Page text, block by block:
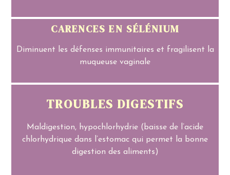
CARENCES EN SÉLÉNIUM
Diminuent les défenses immunitaires et fragilisent la
muqueuse vaginale
TROUBLES DIGESTIFS
Maldigestion, hypochlorhydrie (baisse de l’acide
chlorhydrique dans l’estomac qui permet la bonne
digestion des aliments)